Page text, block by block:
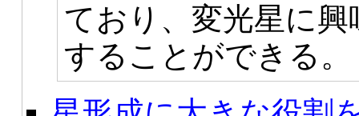
ており、変光星に
することができる。